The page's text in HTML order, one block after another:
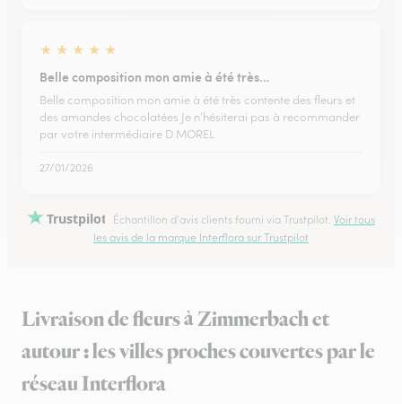
★ ★ ★ ★ ★
Belle composition mon amie à été très…
Belle composition mon amie à été très contente des fleurs et
des amandes chocolatées Je n’hésiterai pas à recommander
par votre intermédiaire D MOREL
27/01/2026
Trustpilot Échantillon d'avis clients fourni via Trustpilot. Voir tous
les avis de la marque Interflora sur Trustpilot
Livraison de fleurs à Zimmerbach et
autour : les villes proches couvertes par le
réseau Interflora